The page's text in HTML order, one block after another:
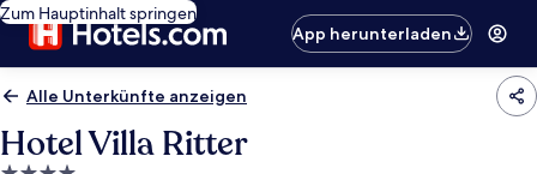
Zum Hauptinhalt springen
App herunterladen
Alle Unterkünfte anzeigen
Hotel Villa Ritter